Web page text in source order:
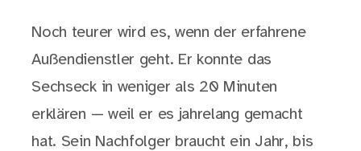
Noch teurer wird es, wenn der erfahrene
Außendienstler geht. Er konnte das
Sechseck in weniger als 20 Minuten
erklären — weil er es jahrelang gemacht
hat. Sein Nachfolger braucht ein Jahr, bis